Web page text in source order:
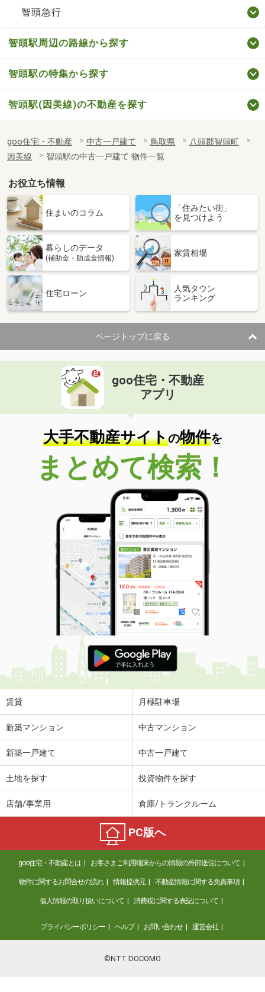
智頭急行
智頭駅周辺の路線から探す
智頭駅の特集から探す
智頭駅(因美線)の不動産を探す
goo住宅・不動産 中古一戸建て 鳥取県
八頭郡智頭町
因美線
智頭駅の中古一戸建て 物件一覧
お役立ち情報
住まいのコラム
「住みたい街」
を見つけよう
暮らしのデータ
(補助金・助成金情報)
家賃相場
住宅ローン
人気タウン
ランキング
ページトップに戻る
goo住宅・不動産
アプリ
大手不動産サイトの物件を
まとめて検索！
賃貸 月極駐車場
新築マンション 中古マンション
新築一戸建て 中古一戸建て
土地を探す 投資物件を探す
店舗/事業用 倉庫/トランクルーム
PC版へ
goo住宅・不動産とは お客さまご利用端末からの情報の外部送信について
物件に関するお問合せの流れ 情報提供元 不動産情報に関する免責事項
個人情報の取り扱いについて 消費税に関する表記について
プライバシーポリシー ヘルプ お問い合わせ 運営会社
©NTT DOCOMO